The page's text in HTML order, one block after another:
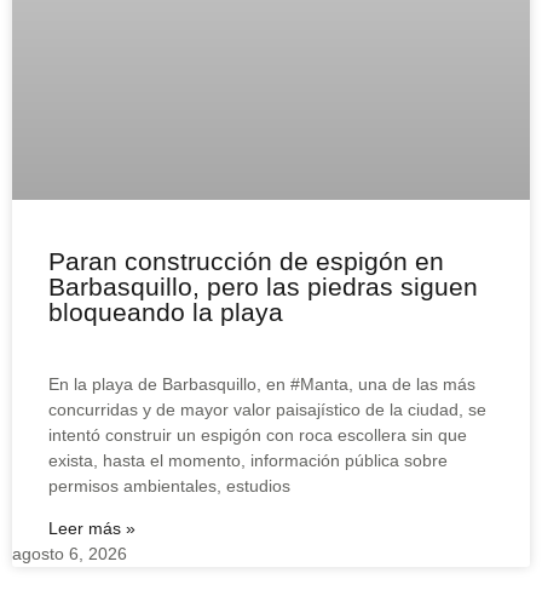
Paran construcción de espigón en
Barbasquillo, pero las piedras siguen
bloqueando la playa
En la playa de Barbasquillo, en #Manta, una de las más
concurridas y de mayor valor paisajístico de la ciudad, se
intentó construir un espigón con roca escollera sin que
exista, hasta el momento, información pública sobre
permisos ambientales, estudios
Leer más »
agosto 6, 2026